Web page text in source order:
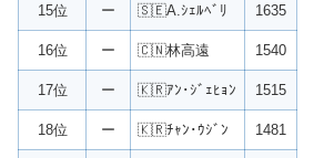
15位 ー 🇸🇪A.ｼｪﾙﾍﾞﾘ 1635
16位 ー 🇨🇳林高遠 1540
17位 ー 🇰🇷ｱﾝ･ｼﾞｪﾋｮﾝ 1515
18位 ー 🇰🇷ﾁｬﾝ･ｳｼﾞﾝ 1481